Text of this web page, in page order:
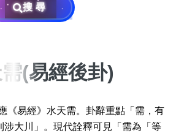
搜尋
五 八
(易經後卦)
《易經》水天需。卦辭重點「需，有
涉大川」。現代詮釋可見「需為「等